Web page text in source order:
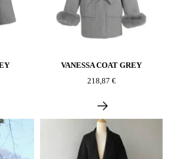
VANESSA COAT GREY
218,87 €